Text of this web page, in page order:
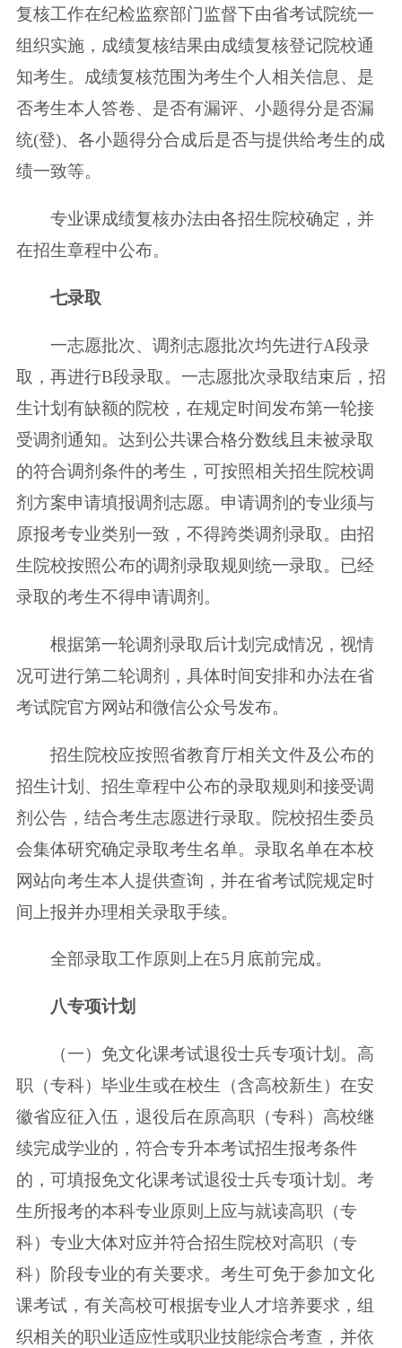
复核工作在纪检监察部门监督下由省考试院统一
组织实施，成绩复核结果由成绩复核登记院校通
知考生。成绩复核范围为考生个人相关信息、是
否考生本人答卷、是否有漏评、小题得分是否漏
统(登)、各小题得分合成后是否与提供给考生的成
绩一致等。
专业课成绩复核办法由各招生院校确定，并
在招生章程中公布。
七录取
一志愿批次、调剂志愿批次均先进行A段录
取，再进行B段录取。一志愿批次录取结束后，招
生计划有缺额的院校，在规定时间发布第一轮接
受调剂通知。达到公共课合格分数线且未被录取
的符合调剂条件的考生，可按照相关招生院校调
剂方案申请填报调剂志愿。申请调剂的专业须与
原报考专业类别一致，不得跨类调剂录取。由招
生院校按照公布的调剂录取规则统一录取。已经
录取的考生不得申请调剂。
根据第一轮调剂录取后计划完成情况，视情
况可进行第二轮调剂，具体时间安排和办法在省
考试院官方网站和微信公众号发布。
招生院校应按照省教育厅相关文件及公布的
招生计划、招生章程中公布的录取规则和接受调
剂公告，结合考生志愿进行录取。院校招生委员
会集体研究确定录取考生名单。录取名单在本校
网站向考生本人提供查询，并在省考试院规定时
间上报并办理相关录取手续。
全部录取工作原则上在5月底前完成。
八专项计划
（一）免文化课考试退役士兵专项计划。高
职（专科）毕业生或在校生（含高校新生）在安
徽省应征入伍，退役后在原高职（专科）高校继
续完成学业的，符合专升本考试招生报考条件
的，可填报免文化课考试退役士兵专项计划。考
生所报考的本科专业原则上应与就读高职（专
科）专业大体对应并符合招生院校对高职（专
科）阶段专业的有关要求。考生可免于参加文化
课考试，有关高校可根据专业人才培养要求，组
织相关的职业适应性或职业技能综合考查，并依